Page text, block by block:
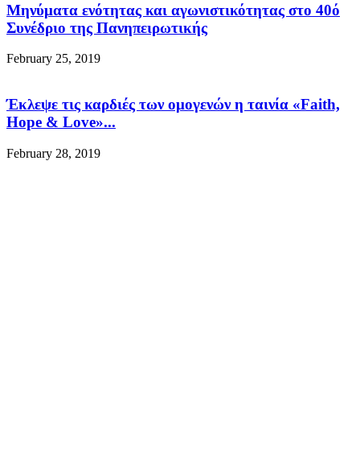
Μηνύματα ενότητας και αγωνιστικότητας στο 40ό
Συνέδριο της Πανηπειρωτικής
February 25, 2019
Έκλεψε τις καρδιές των ομογενών η ταινία «Faith,
Hope & Love»...
February 28, 2019